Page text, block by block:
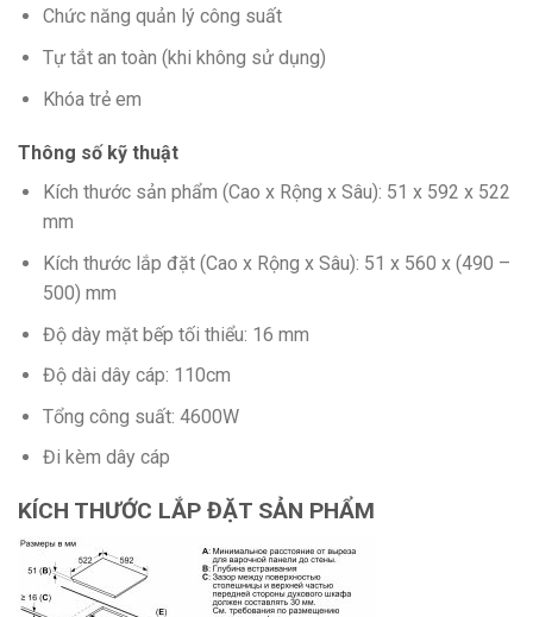
Chức năng quản lý công suất
Tự tắt an toàn (khi không sử dụng)
Khóa trẻ em
Thông số kỹ thuật
Kích thước sản phẩm (Cao x Rộng x Sâu): 51 x 592 x 522
mm
Kích thước lắp đặt (Cao x Rộng x Sâu): 51 x 560 x (490 –
500) mm
Độ dày mặt bếp tối thiểu: 16 mm
Độ dài dây cáp: 110cm
Tổng công suất: 4600W
Đi kèm dây cáp
KÍCH THƯỚC LẮP ĐẶT SẢN PHẨM